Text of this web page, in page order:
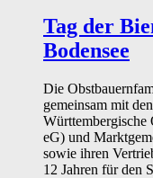
Tag der
Bodensee
Die
gemeinsam mit
Württembergische
eG) und
sowie ihren
12 Jahren für den